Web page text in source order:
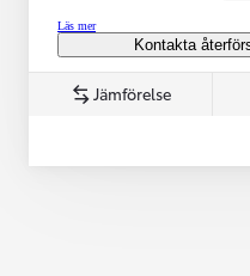
Läs mer
Kontakta
Jämförelse